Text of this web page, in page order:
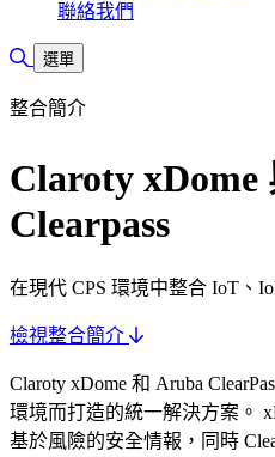
聯絡我們
切換搜尋
選單
整合簡介
Claroty xDome
Clearpass
在現代 CPS 環境中整合 IoT、
檢視整合簡介
Claroty xDome 和 Aruba
環境而打造的統一解決方案。
基於風險的安全情報，同時